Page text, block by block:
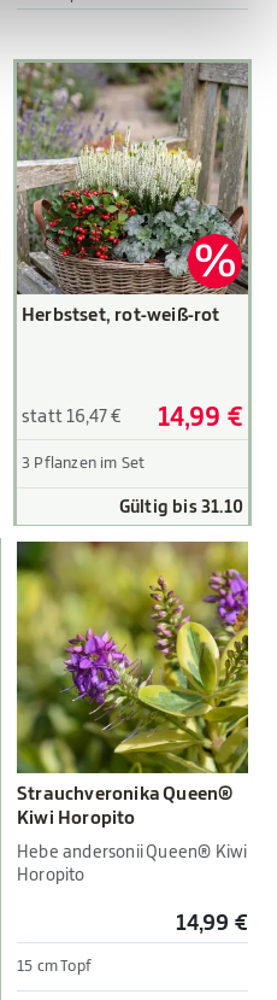
Herbstset, rot-weiß-rot
statt 16,47 € 14,99 €
3 Pflanzen im Set
Gültig bis 31.10
Strauchveronika Queen®
Kiwi Horopito
Hebe andersonii Queen® Kiwi
Horopito
14,99 €
15 cm Topf